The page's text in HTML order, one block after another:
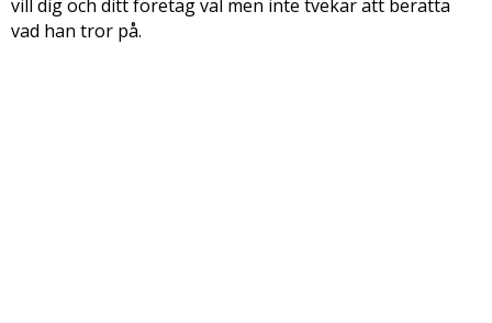
vill dig och ditt företag väl men inte tvekar att berätta
vad han tror på.